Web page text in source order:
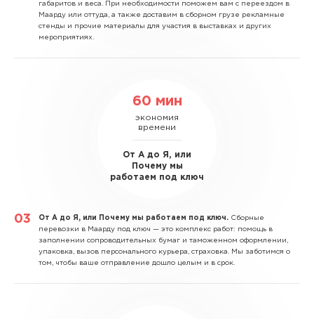
габаритов и веса. При необходимости поможем вам с переездом в
Маарду или оттуда, а также доставим в сборном грузе рекламные
стенды и прочие материалы для участия в выставках и других
мероприятиях.
60 мин
экономия
времени
От А до Я, или
Почему мы
работаем под ключ
От А до Я, или Почему мы работаем под ключ. Сборные
перевозки в Маарду под ключ — это комплекс работ: помощь в
заполнении сопроводительных бумаг и таможенном оформлении,
упаковка, вызов персонального курьера, страховка. Мы заботимся о
том, чтобы ваше отправление дошло целым и в срок.